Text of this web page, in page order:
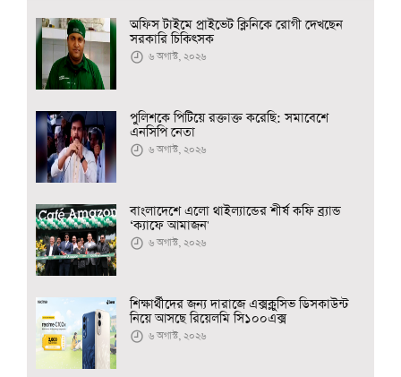
অফিস টাইমে প্রাইভেট ক্লিনিকে রোগী দেখছেন
সরকারি চিকিৎসক
৬ অগাস্ট, ২০২৬
পুলিশকে পিটিয়ে রক্তাক্ত করেছি: সমাবেশে
এনসিপি নেতা
৬ অগাস্ট, ২০২৬
বাংলাদেশে এলো থাইল্যান্ডের শীর্ষ কফি ব্র্যান্ড
‘ক্যাফে আমাজন'
৬ অগাস্ট, ২০২৬
শিক্ষার্থীদের জন্য দারাজে এক্সক্লুসিভ ডিসকাউন্ট
নিয়ে আসছে রিয়েলমি সি১০০এক্স
৬ অগাস্ট, ২০২৬